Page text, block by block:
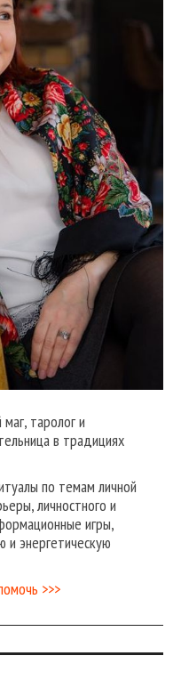
таролог и
в традициях
по темам личной
личностного и
игры,
и энергетическую
>>>